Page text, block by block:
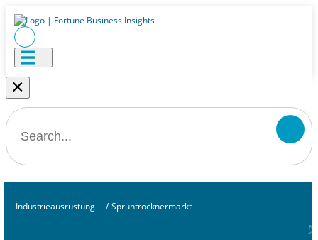
×
Industrieausrüstung / Sprühtrocknermarkt